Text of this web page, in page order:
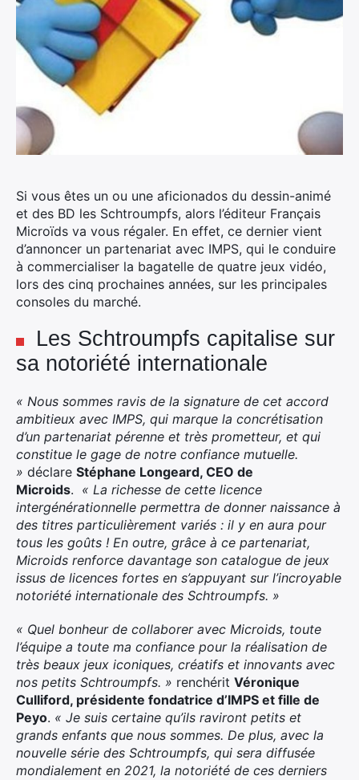
Si vous êtes un ou une aficionados du dessin-animé
et des BD les Schtroumpfs, alors l’éditeur Français
Microïds va vous régaler. En effet, ce dernier vient
d’annoncer un partenariat avec IMPS, qui le conduire
à commercialiser la bagatelle de quatre jeux vidéo,
lors des cinq prochaines années, sur les principales
consoles du marché.
Les Schtroumpfs capitalise sur
sa notoriété internationale
« Nous sommes ravis de la signature de cet accord
ambitieux avec IMPS, qui marque la concrétisation
d’un partenariat pérenne et très prometteur, et qui
constitue le gage de notre confiance mutuelle.
» déclare Stéphane Longeard, CEO de
Microids. « La richesse de cette licence
intergénérationnelle permettra de donner naissance à
des titres particulièrement variés : il y en aura pour
tous les goûts ! En outre, grâce à ce partenariat,
Microids renforce davantage son catalogue de jeux
issus de licences fortes en s’appuyant sur l’incroyable
notoriété internationale des Schtroumpfs. »
« Quel bonheur de collaborer avec Microids, toute
l’équipe a toute ma confiance pour la réalisation de
très beaux jeux iconiques, créatifs et innovants avec
nos petits Schtroumpfs. » renchérit Véronique
Culliford, présidente fondatrice d’IMPS et fille de
Peyo. « Je suis certaine qu’ils raviront petits et
grands enfants que nous sommes. De plus, avec la
nouvelle série des Schtroumpfs, qui sera diffusée
mondialement en 2021, la notoriété de ces derniers